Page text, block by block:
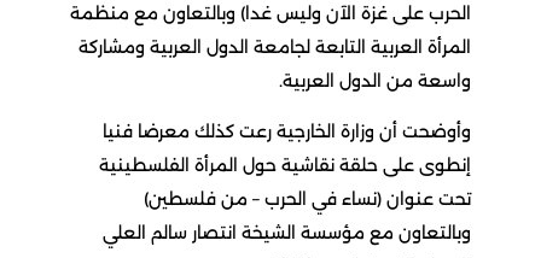
الحرب على غزة الآن وليس غدا) وبالتعاون مع منظمة
المرأة العربية التابعة لجامعة الدول العربية ومشاركة
واسعة من الدول العربية.
وأوضحت أن وزارة الخارجية رعت كذلك معرضا فنيا
إنطوى على حلقة نقاشية حول المرأة الفلسطينية
تحت عنوان (نساء في الحرب – من فلسطين)
وبالتعاون مع مؤسسة الشيخة انتصار سالم العلي